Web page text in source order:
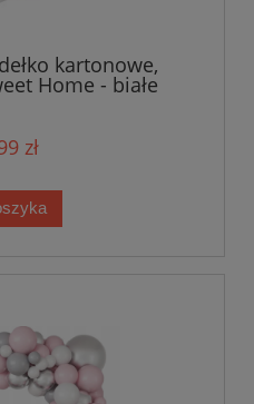
kartonowe,
Home - białe
zł